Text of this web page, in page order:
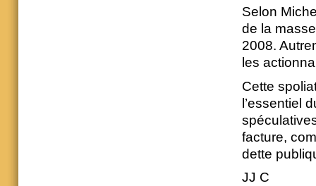
Selon
de la
2008.
les
Cette
l’essentiel
facture,
dette
JJ C